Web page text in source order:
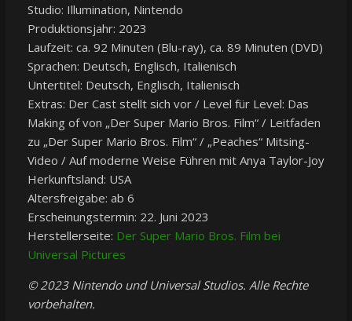
Studio: Illumination, Nintendo
Produktionsjahr: 2023
Laufzeit: ca. 92 Minuten (Blu-ray), ca. 89 Minuten (DVD)
Sprachen: Deutsch, Englisch, Italienisch
Untertitel: Deutsch, Englisch, Italienisch
Extras: Der Cast stellt sich vor / Level für Level: Das
Making of von „Der Super Mario Bros. Film“ / Leitfaden
zu „Der Super Mario Bros. Film“ / „Peaches“ Mitsing-
Video / Auf moderne Weise Führen mit Anya Taylor-Joy
Herkunftsland: USA
Altersfreigabe: ab 6
Erscheinungstermin: 22. Juni 2023
Herstellerseite: Der Super Mario Bros. Film bei
Universal Pictures
© 2023 Nintendo und Universal Studios. Alle Rechte
vorbehalten.